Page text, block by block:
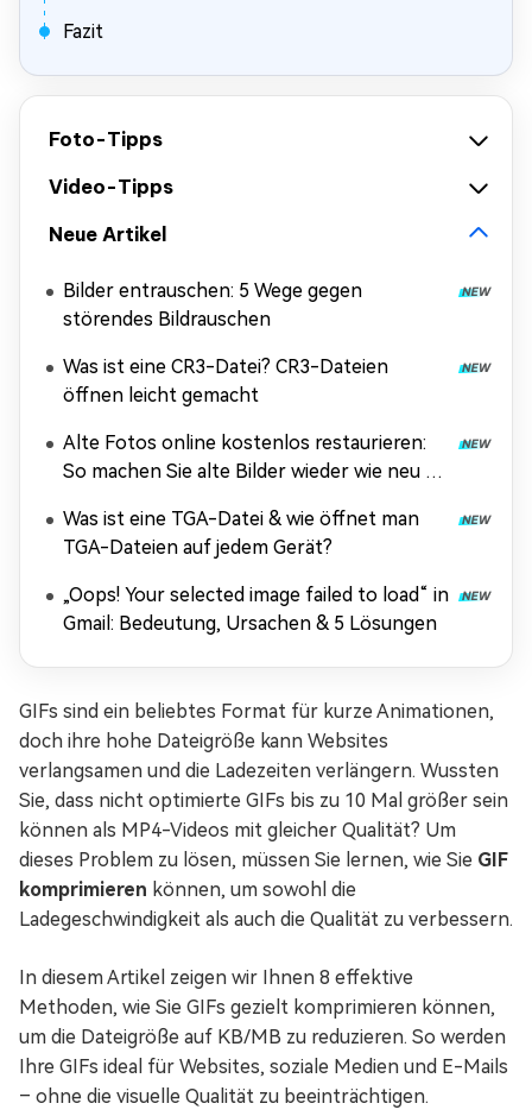
Fazit
Foto-Tipps
Video-Tipps
Neue Artikel
Bilder entrauschen: 5 Wege gegen
störendes Bildrauschen
Was ist eine CR3-Datei? CR3-Dateien
öffnen leicht gemacht
Alte Fotos online kostenlos restaurieren:
So machen Sie alte Bilder wieder wie neu –
Was ist eine TGA-Datei & wie öffnet man
TGA-Dateien auf jedem Gerät?
„Oops! Your selected image failed to load“ in
Gmail: Bedeutung, Ursachen & 5 Lösungen
GIFs sind ein beliebtes Format für kurze Animationen,
doch ihre hohe Dateigröße kann Websites
verlangsamen und die Ladezeiten verlängern. Wussten
Sie, dass nicht optimierte GIFs bis zu 10 Mal größer sein
können als MP4-Videos mit gleicher Qualität? Um
dieses Problem zu lösen, müssen Sie lernen, wie Sie GIF
komprimieren können, um sowohl die
Ladegeschwindigkeit als auch die Qualität zu verbessern.
In diesem Artikel zeigen wir Ihnen 8 effektive
Methoden, wie Sie GIFs gezielt komprimieren können,
um die Dateigröße auf KB/MB zu reduzieren. So werden
Ihre GIFs ideal für Websites, soziale Medien und E-Mails
– ohne die visuelle Qualität zu beeinträchtigen.